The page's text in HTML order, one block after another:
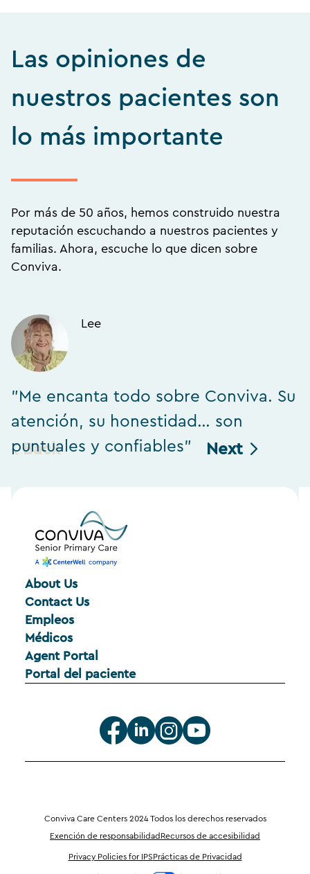
Las opiniones de
nuestros pacientes son
lo más importante
Por más de 50 años, hemos construido nuestra
reputación escuchando a nuestros pacientes y
familias. Ahora, escuche lo que dicen sobre
Conviva.
Back
Lee
"Me encanta todo sobre Conviva. Su
atención, su honestidad… son
puntuales y confiables"
Next
About Us
Contact Us
Empleos
Médicos
Agent Portal
Portal del paciente
Conviva Care Centers 2024 Todos los derechos reservados
Exención de responsabilidad Recursos de accesibilidad
Privacy Policies for IPSPrácticas de Privacidad